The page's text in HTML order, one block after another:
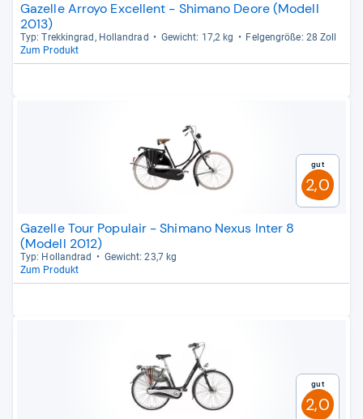
Gazelle Arroyo Excellent - Shimano Deore (Modell
2013)
Typ: Trek­kin­grad, Hol­land­rad Gewicht: 17,2 kg
Fel­gen­größe: 28 Zoll
Zum Produkt
Gut
2,0
Gazelle Tour Populair - Shimano Nexus Inter 8
(Modell 2012)
Typ: Hol­land­rad
Gewicht: 23,7 kg
Zum Produkt
Gut
2,0